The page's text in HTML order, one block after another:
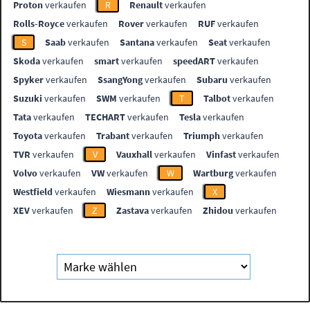
Protonverkaufen R Renaultverkaufen
Rolls-Royceverkaufen Roververkaufen RUFverkaufen
S
Saabverkaufen Santanaverkaufen Seatverkaufen
Skodaverkaufen smartverkaufen speedARTverkaufen
Spykerverkaufen SsangYongverkaufen Subaru verkaufen
Suzuki verkaufen SWM verkaufen T Talbotverkaufen
Tataverkaufen TECHARTverkaufen Teslaverkaufen
Toyotaverkaufen Trabantverkaufen Triumphverkaufen
TVR verkaufen V Vauxhallverkaufen Vinfastverkaufen
Volvoverkaufen VWverkaufen W Wartburgverkaufen
Westfieldverkaufen Wiesmannverkaufen
X
XEVverkaufen Z Zastavaverkaufen Zhidou verkaufen